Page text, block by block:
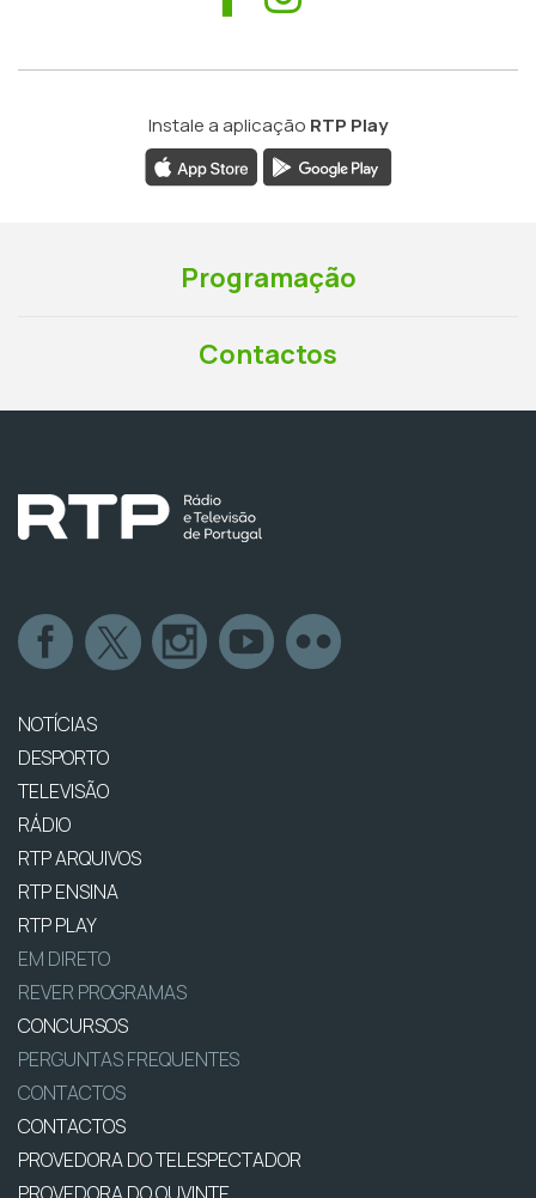
Instale a aplicação RTP Play
Programação
Contactos
NOTÍCIAS
DESPORTO
TELEVISÃO
RÁDIO
RTP ARQUIVOS
RTP ENSINA
RTP PLAY
EM DIRETO
REVER PROGRAMAS
CONCURSOS
PERGUNTAS FREQUENTES
CONTACTOS
CONTACTOS
PROVEDORA DO TELESPECTADOR